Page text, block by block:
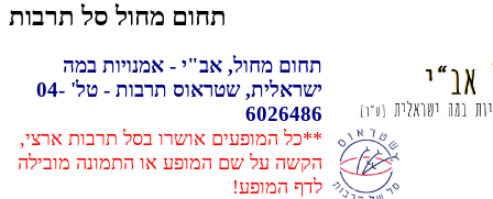
תחום מחול סל תרבות
תחום מחול, אב"י - אמנויות במה
ישראלית, שטראוס תרבות - טל' 04-
6026486
**כל המופעים אושרו בסל תרבות ארצי,
הקשה על שם המופע או התמונה מובילה
לדף המופע!